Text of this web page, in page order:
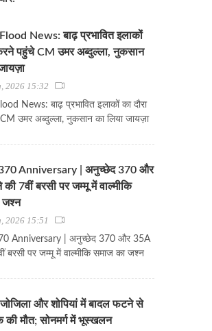
News: बाढ़ प्रभावित इलाकों
पहुंचे CM उमर अब्दुल्ला, नुकसान
2026 15:32
News: बाढ़ प्रभावित इलाकों का दौरा
उमर अब्दुल्ला, नुकसान का लिया जायज़ा
Anniversary | अनुच्छेद 370 और
7वीं बरसी पर जम्मू में वाल्मीकि
जश्न
2026 15:51
Anniversary | अनुच्छेद 370 और 35A
बरसी पर जम्मू में वाल्मीकि समाज का जश्न
और शोपियां में बादल फटने से
की मौत; सोनमर्ग में भूस्खलन